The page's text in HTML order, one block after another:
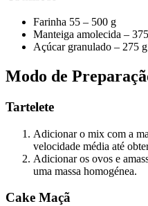
Farinha 55 – 500 g
Manteiga amolecida –
Açúcar granulado – 275 g
Modo de
Tartelete
Adicionar o mix com a
velocidade média até
Adicionar os ovos e
uma massa homogénea.
Cake Maçã